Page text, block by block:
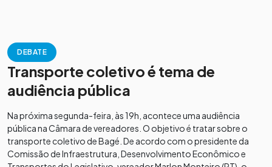
DEBATE
Transporte coletivo é tema de
audiência pública
Na próxima segunda-feira, às 19h, acontece uma audiência
pública na Câmara de vereadores. O objetivo é tratar sobre o
transporte coletivo de Bagé. De acordo com o presidente da
Comissão de Infraestrutura, Desenvolvimento Econômico e